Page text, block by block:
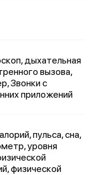
дыхательная
вызова,
Звонки с
приложений
пульса, сна,
уровня
физической